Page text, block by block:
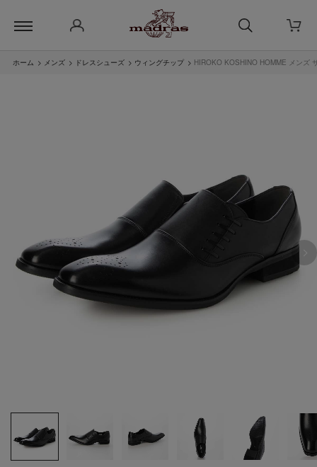
ホーム > メンズ > ドレスシューズ > ウィングチップ > HIROKO KOSHINO HOMME メンズ